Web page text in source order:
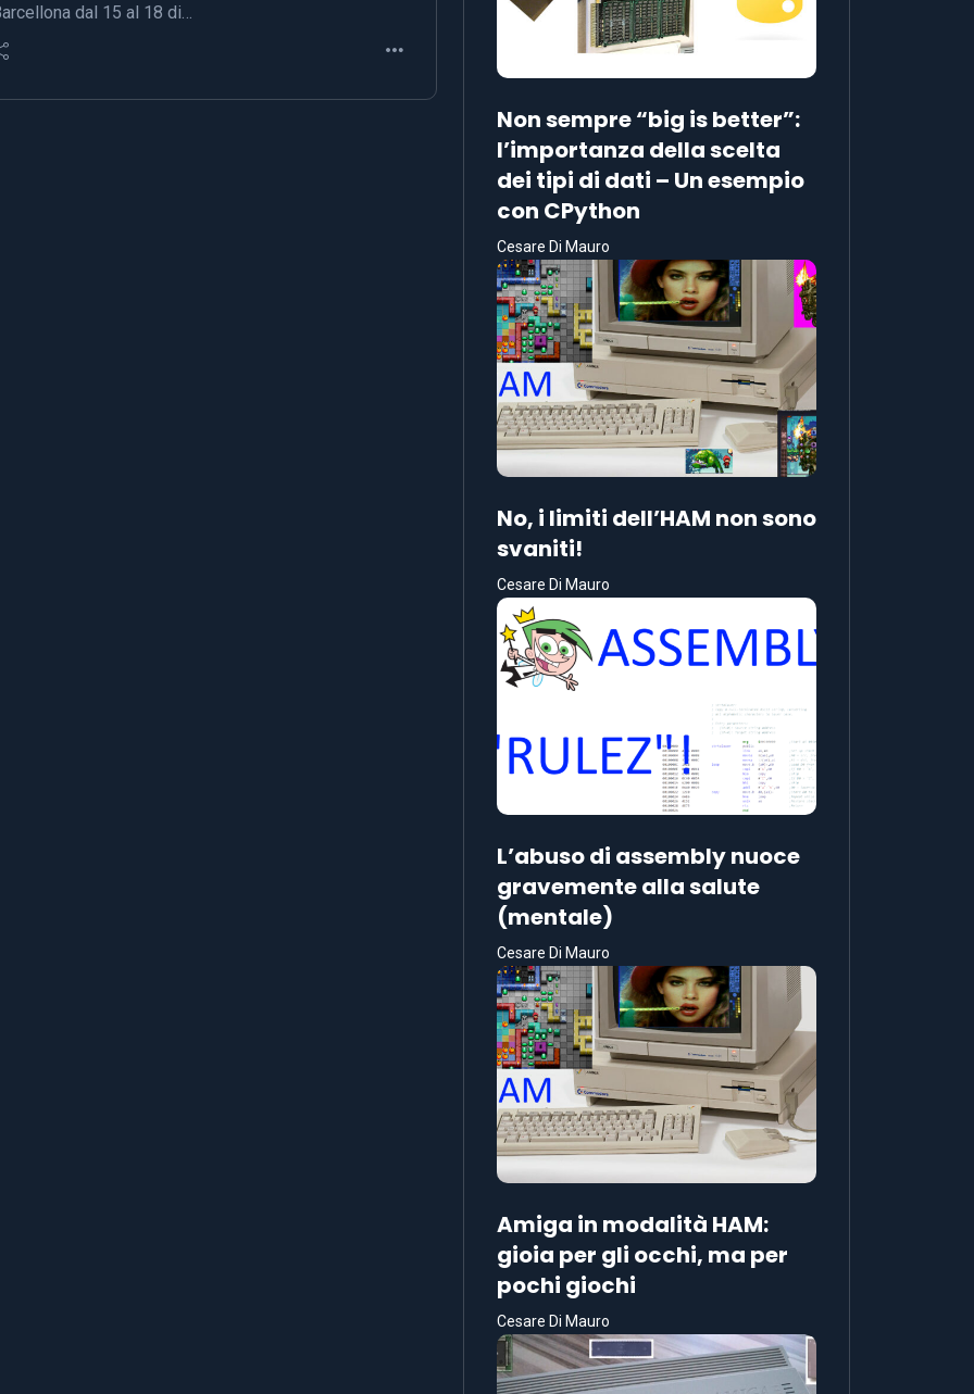
dal 15 al 18 di…
Non sempre “big is better”:
l’importanza della scelta
dei tipi di dati – Un esempio
con CPython
Cesare Di Mauro
No, i limiti dell’HAM non sono
svaniti!
Cesare Di Mauro
L’abuso di assembly nuoce
gravemente alla salute
(mentale)
Cesare Di Mauro
Amiga in modalità HAM:
gioia per gli occhi, ma per
pochi giochi
Cesare Di Mauro